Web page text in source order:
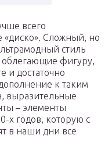
всего
«диско». Сложный, но
стиль
облегающие фигуру,
и достаточно
к таким
выразительные
– элементы
х годов, которую с
в наши дни все